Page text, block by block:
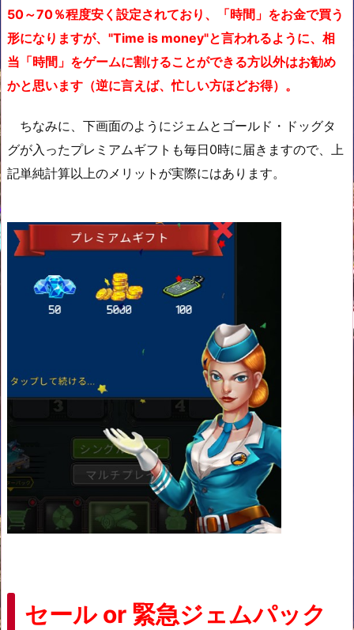
50～70％程度安く設定されており、
「時間」をお金で買う
形になりますが、"Time is money"と言われるように、相
当「時間」をゲームに割けることができる方以外はお勧め
かと思います（逆に言えば、忙しい方ほどお得）。
ちなみに、下画面のようにジェムとゴールド・ドッグタ
グが入ったプレミアムギフトも毎日0時に届きますので、上
記単純計算以上のメリットが実際にはあります。
セール or 緊急ジェムパック